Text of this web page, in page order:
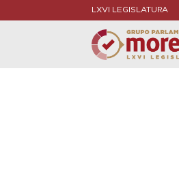
LXVI LEGISLATURA